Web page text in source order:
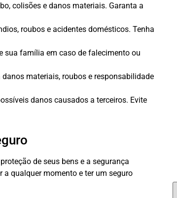
colisões e danos materiais. Garanta a
roubos e acidentes domésticos. Tenha
sua família em caso de falecimento ou
materiais, roubos e responsabilidade
danos causados a terceiros. Evite
de seus bens e a segurança
qualquer momento e ter um seguro